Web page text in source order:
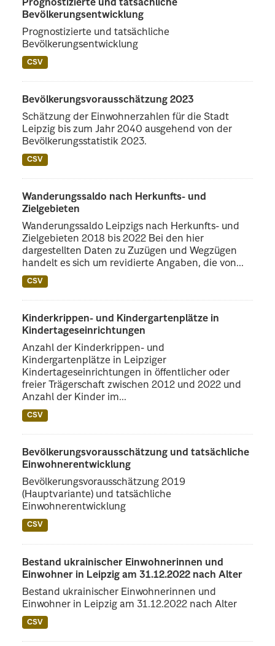
Prognostizierte und tatsächliche
Bevölkerungsentwicklung
Prognostizierte und tatsächliche
Bevölkerungsentwicklung
CSV
Bevölkerungsvorausschätzung 2023
Schätzung der Einwohnerzahlen für die Stadt
Leipzig bis zum Jahr 2040 ausgehend von der
Bevölkerungsstatistik 2023.
CSV
Wanderungssaldo nach Herkunfts- und
Zielgebieten
Wanderungssaldo Leipzigs nach Herkunfts- und
Zielgebieten 2018 bis 2022 Bei den hier
dargestellten Daten zu Zuzügen und Wegzügen
handelt es sich um revidierte Angaben, die von...
CSV
Kinderkrippen- und Kindergartenplätze in
Kindertageseinrichtungen
Anzahl der Kinderkrippen- und
Kindergartenplätze in Leipziger
Kindertageseinrichtungen in öffentlicher oder
freier Trägerschaft zwischen 2012 und 2022 und
Anzahl der Kinder im...
CSV
Bevölkerungsvorausschätzung und tatsächliche
Einwohnerentwicklung
Bevölkerungsvorausschätzung 2019
(Hauptvariante) und tatsächliche
Einwohnerentwicklung
CSV
Bestand ukrainischer Einwohnerinnen und
Einwohner in Leipzig am 31.12.2022 nach Alter
Bestand ukrainischer Einwohnerinnen und
Einwohner in Leipzig am 31.12.2022 nach Alter
CSV